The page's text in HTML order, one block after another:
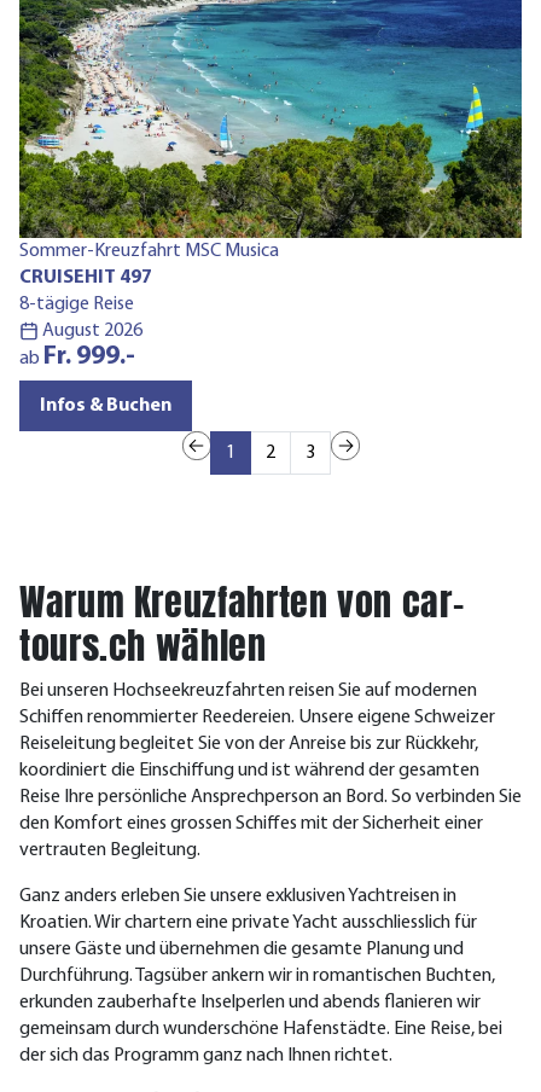
Sommer-Kreuzfahrt MSC Musica
CRUISEHIT 497
8-tägige Reise
August 2026
ab Fr. 999.-
Infos & Buchen
1 2 3
Warum Kreuzfahrten von car-
tours.ch wählen
Bei unseren Hochseekreuzfahrten reisen Sie auf modernen
Schiffen renommierter Reedereien. Unsere eigene Schweizer
Reiseleitung begleitet Sie von der Anreise bis zur Rückkehr,
koordiniert die Einschiffung und ist während der gesamten
Reise Ihre persönliche Ansprechperson an Bord. So verbinden Sie
den Komfort eines grossen Schiffes mit der Sicherheit einer
vertrauten Begleitung.
Ganz anders erleben Sie unsere exklusiven Yachtreisen in
Kroatien. Wir chartern eine private Yacht ausschliesslich für
unsere Gäste und übernehmen die gesamte Planung und
Durchführung. Tagsüber ankern wir in romantischen Buchten,
erkunden zauberhafte Inselperlen und abends flanieren wir
gemeinsam durch wunderschöne Hafenstädte. Eine Reise, bei
der sich das Programm ganz nach Ihnen richtet.